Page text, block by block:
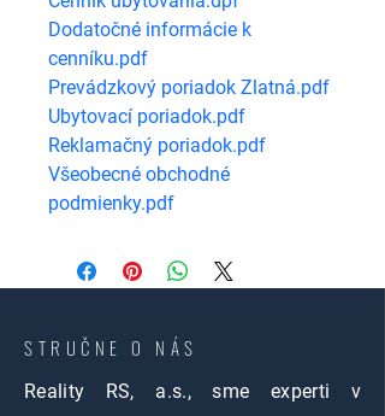
Dodatočné informácie k
cenníku.pdf
Prevádzkový poriadok Zlatná.pdf
Ubytovací poriadok.pdf
Reklamačný poriadok.pdf
Všeobecné obchodné
podmienky.pdf
STRUČNE O NÁS
Reality RS, a.s., sme experti v